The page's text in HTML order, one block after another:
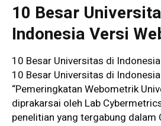
10 Besar
Indonesia Versi
10 Besar Universitas di
10 Besar Universitas di
“Pemeringkatan Webometrik
diprakarsai oleh Lab
penelitian yang tergabung dalam